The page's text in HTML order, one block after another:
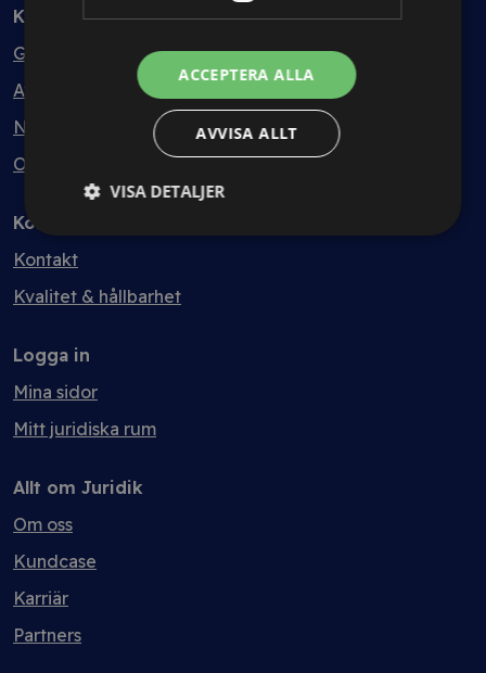
Kunskapsbank
Guider
Avtalsmallar
Nyheter
Ordlista
Kontakt
Kontakt
Kvalitet & hållbarhet
Logga in
Mina sidor
Mitt juridiska rum
Allt om Juridik
Om oss
Kundcase
Karriär
Partners
ACCEPTERA ALLA
AVVISA ALLT
VISA DETALJER